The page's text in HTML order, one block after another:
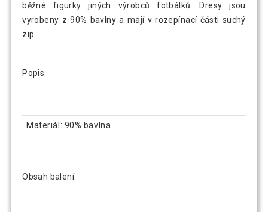
běžné figurky jiných výrobců fotbálků. Dresy jsou
vyrobeny z 90% bavlny a mají v rozepínací části suchý
zip.
Popis:
Materiál: 90% bavlna
Obsah balení: